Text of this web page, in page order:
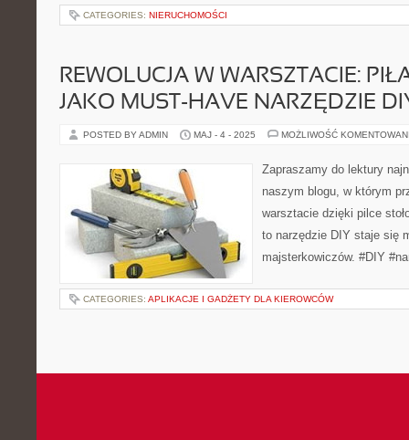
CATEGORIES: NIERUCHOMOŚCI
REWOLUCJA W WARSZTACIE:
JAKO MUST-HAVE NARZĘDZIE
POSTED BY ADMIN MAJ - 4 - 2025 MOŻLIWOŚĆ
Zapraszamy do lektury
naszym blogu, w którym
warsztacie dzięki pilce
to narzędzie DIY staje się
majsterkowiczów. #DIY
CATEGORIES: APLIKACJE I GADŻETY DLA KIEROWCÓW